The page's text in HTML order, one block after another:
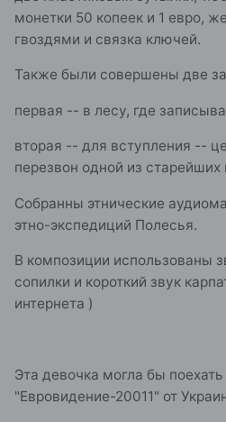
монетки 50 копеек и 1 евро,
гвоздями и связка ключей.
Также были совершены две
первая -- в лесу, где
вторая -- для вступления --
перезвон одной из
Собранны этнические
этно-экспедиций Полесья.
В композиции использованы
сопилки и короткий звук
интернета )
Эта девочка могла бы поехать
"Евровидение-20011" от